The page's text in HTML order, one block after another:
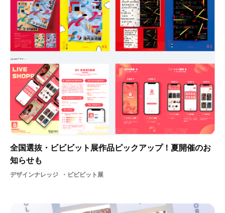
全国選抜・ビビビット展作品ピックアップ！夏開催のお
知らせも
デザインナレッジ ビビビット展